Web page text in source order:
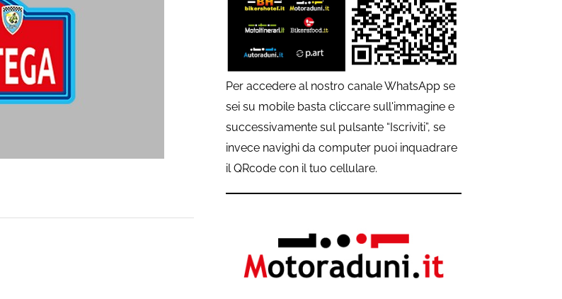
Per accedere al nostro canale WhatsApp se
sei su mobile basta cliccare sull'immagine e
successivamente sul pulsante “Iscriviti”, se
invece navighi da computer puoi inquadrare
il QRcode con il tuo cellulare.